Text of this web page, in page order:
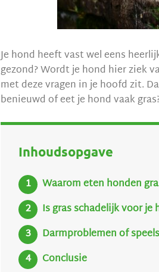
Je hond heeft vast wel eens
gezond? Wordt je hond hier ziek
met deze vragen in je hoofd zit.
benieuwd of eet je hond vaak
Inhoudsopgave
Waarom eten honden
Is gras schadelijk voor je
Darmproblemen of
Conclusie